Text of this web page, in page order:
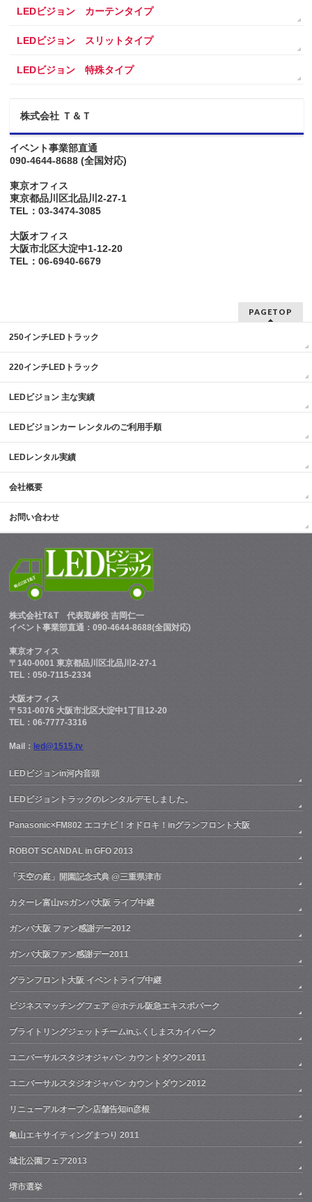
LEDビジョン カーテンタイプ
LEDビジョン スリットタイプ
LEDビジョン 特殊タイプ
株式会社 Ｔ＆Ｔ
イベント事業部直通
090-4644-8688 (全国対応)
東京オフィス
東京都品川区北品川2-27-1
TEL：03-3474-3085
大阪オフィス
大阪市北区大淀中1-12-20
TEL：06-6940-6679
PAGETOP
250インチLEDトラック
220インチLEDトラック
LEDビジョン 主な実績
LEDビジョンカー レンタルのご利用手順
LEDレンタル実績
会社概要
お問い合わせ
株式会社T&T 代表取締役 吉岡仁一
イベント事業部直通：090-4644-8688(全国対応)
東京オフィス
〒140-0001 東京都品川区北品川2-27-1
TEL：050-7115-2334
大阪オフィス
〒531-0076 大阪市北区大淀中1丁目12-20
TEL：06-7777-3316
Mail： led@1515.tv
LEDビジョンin河内音頭
LEDビジョントラックのレンタルデモしました。
Panasonic×FM802 エコナビ！オドロキ！inグランフロント大阪
ROBOT SCANDAL in GFO 2013
「天空の庭」開園記念式典 @三重県津市
カターレ富山vsガンバ大阪 ライブ中継
ガンバ大阪 ファン感謝デー2012
ガンバ大阪ファン感謝デー2011
グランフロント大阪 イベントライブ中継
ビジネスマッチングフェア @ホテル阪急エキスポパーク
ブライトリングジェットチームinふくしまスカイパーク
ユニバーサルスタジオジャパン カウントダウン2011
ユニバーサルスタジオジャパン カウントダウン2012
リニューアルオープン店舗告知in彦根
亀山エキサイティングまつり 2011
城北公園フェア2013
堺市選挙